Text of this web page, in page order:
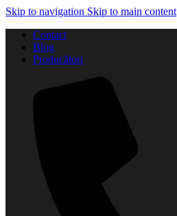
Skip to navigation Skip to main content
Contact
Blog
Producători